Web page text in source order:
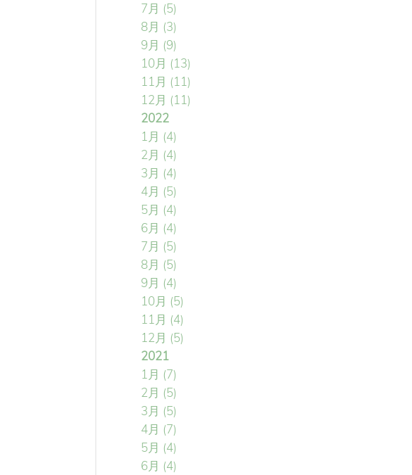
7月 (5)
8月 (3)
9月 (9)
10月 (13)
11月 (11)
12月 (11)
2022
1月 (4)
2月 (4)
3月 (4)
4月 (5)
5月 (4)
6月 (4)
7月 (5)
8月 (5)
9月 (4)
10月 (5)
11月 (4)
12月 (5)
2021
1月 (7)
2月 (5)
3月 (5)
4月 (7)
5月 (4)
6月 (4)